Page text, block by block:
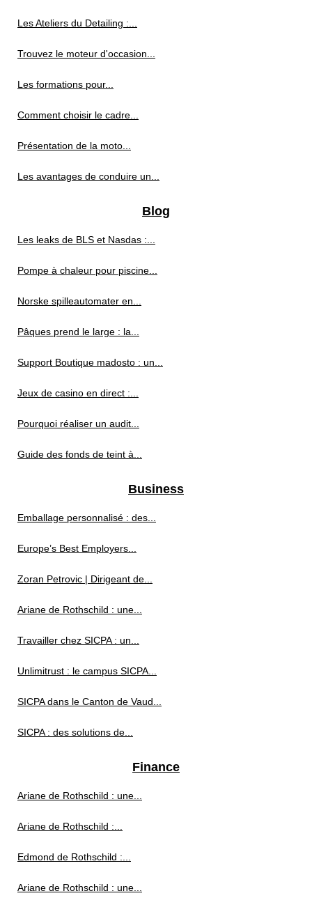
Les Ateliers du Detailing :...
Trouvez le moteur d'occasion...
Les formations pour...
Comment choisir le cadre...
Présentation de la moto...
Les avantages de conduire un...
Blog
Les leaks de BLS et Nasdas :...
Pompe à chaleur pour piscine...
Norske spilleautomater en...
Pâques prend le large : la...
Support Boutique madosto : un...
Jeux de casino en direct :...
Pourquoi réaliser un audit...
Guide des fonds de teint à...
Business
Emballage personnalisé : des...
Europe’s Best Employers...
Zoran Petrovic | Dirigeant de...
Ariane de Rothschild : une...
Travailler chez SICPA : un...
Unlimitrust : le campus SICPA...
SICPA dans le Canton de Vaud...
SICPA : des solutions de...
Finance
Ariane de Rothschild : une...
Ariane de Rothschild :...
Edmond de Rothschild :...
Ariane de Rothschild : une...